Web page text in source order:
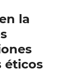
la
éticos